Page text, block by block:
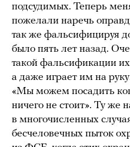
подсудимых. Теперь
пожелали наречь
так же фальсифицируя
было пять лет назад.
такой фальсификации
а даже играет им на
«Мы можем посадить
ничего не стоит». Ту же
в многочисленных
бесчеловечных пыток